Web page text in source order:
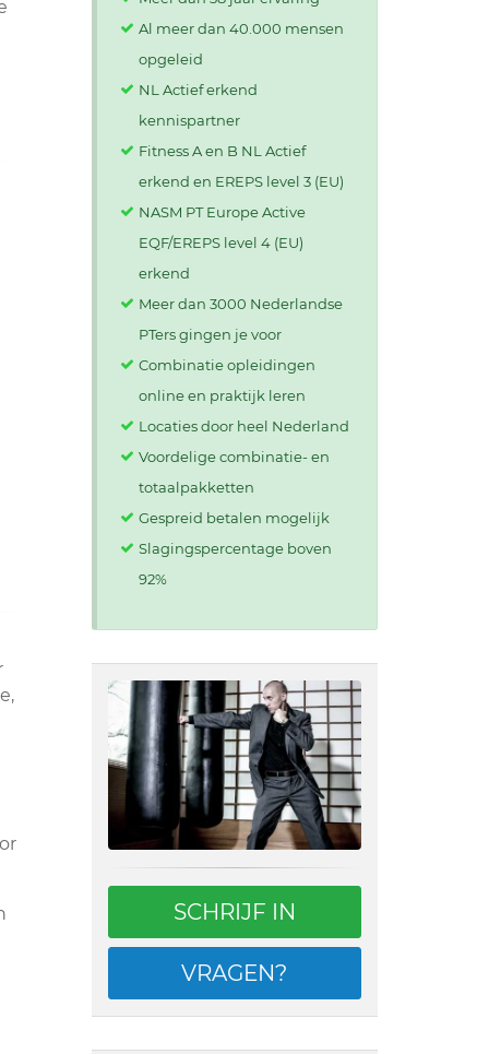
Al meer dan 40.000 mensen
opgeleid
NL Actief erkend
kennispartner
Fitness A en B NL Actief
erkend en EREPS level 3 (EU)
NASM PT Europe Active
EQF/EREPS level 4 (EU)
erkend
Meer dan 3000 Nederlandse
PTers gingen je voor
Combinatie opleidingen
online en praktijk leren
Locaties door heel Nederland
Voordelige combinatie- en
totaalpakketten
Gespreid betalen mogelijk
Slagingspercentage boven
92%
SCHRIJF IN
VRAGEN?